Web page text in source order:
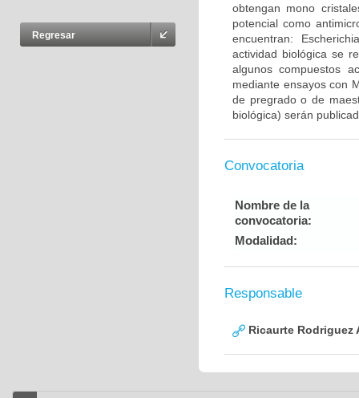
Regresar
obtengan mono
potencial como
encuentran:
actividad biológica se
algunos compuestos
mediante ensayos con
de pregrado o de
biológica) serán
Convocatoria
Nombre de la
convocatoria:
Modalidad:
Responsable
Ricaurte Rodriguez